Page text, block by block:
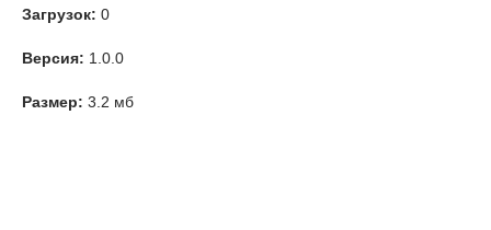
Загрузок: 0
Версия: 1.0.0
Размер: 3.2 мб